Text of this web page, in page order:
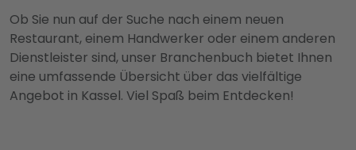
Ob Sie nun auf der Suche nach einem neuen
Restaurant, einem Handwerker oder einem anderen
Dienstleister sind, unser Branchenbuch bietet Ihnen
eine umfassende Übersicht über das vielfältige
Angebot in Kassel. Viel Spaß beim Entdecken!